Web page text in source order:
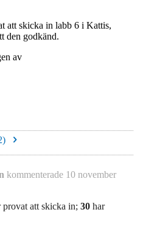
att skicka in labb 6 i Kattis,
den godkänd.
av
)
kommenterade 10 november
provat att skicka in; 30 har